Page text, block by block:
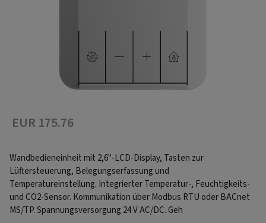
EUR 175.76
Wandbedieneinheit mit 2,6"-LCD-Display, Tasten zur
Lüftersteuerung, Belegungserfassung und
Temperatureinstellung. Integrierter Temperatur-, Feuchtigkeits-
und CO2-Sensor. Kommunikation über Modbus RTU oder BACnet
MS/TP. Spannungsversorgung 24 V AC/DC. Geh